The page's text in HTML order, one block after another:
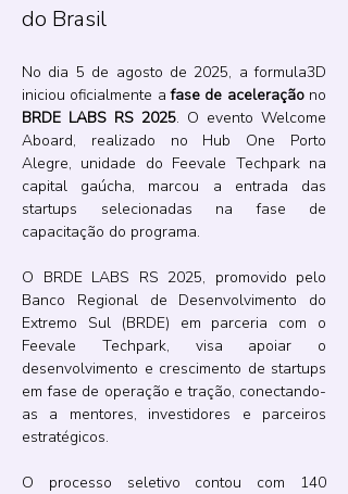
do Brasil
No dia 5 de agosto de 2025, a formula3D
iniciou oficialmente a fase de aceleração
BRDE LABS RS 2025. O evento Welcome
Aboard, realizado no Hub One Porto
Alegre, unidade do Feevale Techpark na
capital gaúcha, marcou a entrada das
startups selecionadas na fase de
capacitação do programa.
O BRDE LABS RS 2025, promovido pelo
Banco Regional de Desenvolvimento do
Extremo Sul (BRDE) em parceria com o
Feevale Techpark, visa apoiar o
desenvolvimento e crescimento de startups
em fase de operação e tração, conectando-
as a mentores, investidores e parceiros
estratégicos.
O processo seletivo contou com 140